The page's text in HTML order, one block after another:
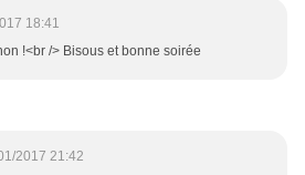
18:41
!<br /> Bisous et bonne soirée
2017 21:42